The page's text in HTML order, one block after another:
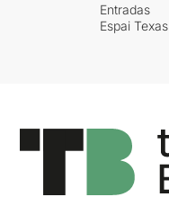
Entradas
Espai Texas